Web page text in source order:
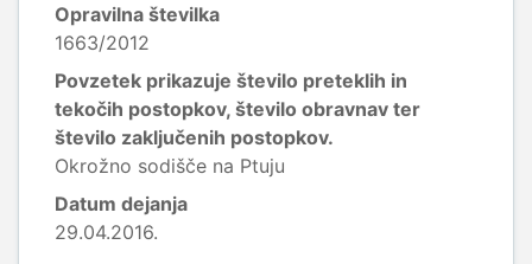
Opravilna številka
1663/2012
Povzetek prikazuje število preteklih in
tekočih postopkov, število obravnav ter
število zaključenih postopkov.
Okrožno sodišče na Ptuju
Datum dejanja
29.04.2016.